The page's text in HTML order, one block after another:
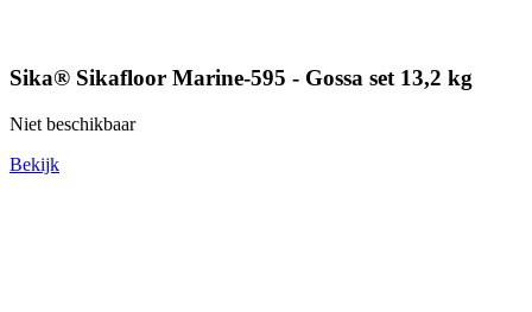
Sika® Sikafloor Marine-595 - Gossa set 13,2 kg
Niet beschikbaar
Bekijk